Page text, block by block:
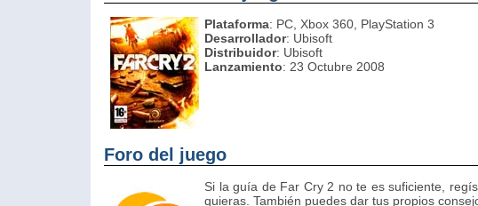
Plataforma: PC, Xbox 360, PlayStation 3
Desarrollador: Ubisoft
Distribuidor: Ubisoft
Lanzamiento: 23 Octubre 2008
Foro del juego
Si la guía de Far Cry 2 no te es suficiente,
quieras. También puedes dar tus propios